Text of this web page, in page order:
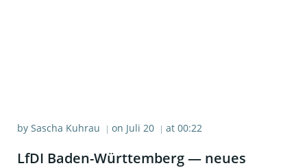
by Sascha Kuhrau | on Juli 20 | at 00:22
LfDI Baden-Würt­tem­berg — neu­es